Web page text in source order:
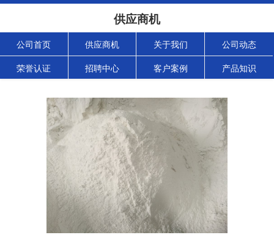
供应商机
公司首页 供应商机 关于我们 公司动态
荣誉认证 招聘中心 客户案例 产品知识